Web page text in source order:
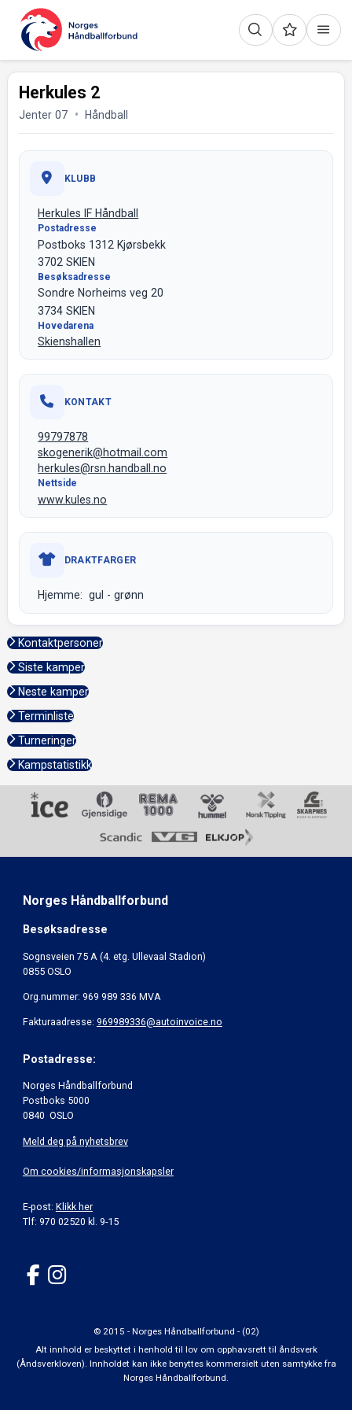
Herkules 2
Jenter 07 Håndball
KLUBB
Herkules IF Håndball
Postadresse
Postboks 1312 Kjørsbekk
3702 SKIEN
Besøksadresse
Sondre Norheims veg 20
3734 SKIEN
Hovedarena
Skienshallen
KONTAKT
99797878
skogenerik@hotmail.com
herkules@rsn.handball.no
Nettside
www.kules.no
DRAKTFARGER
Hjemme: gul - grønn
Kontaktpersoner
Siste kamper
Neste kamper
Terminliste
Turneringer
Kampstatistikk
Norges Håndballforbund
Besøksadresse
Sognsveien 75 A (4. etg. Ullevaal Stadion)
0855 OSLO
Org.nummer: 969 989 336 MVA
Fakturaadresse: 969989336@autoinvoice.no
Postadresse:
Norges Håndballforbund
Postboks 5000
0840 OSLO
Meld deg på nyhetsbrev
Om cookies/informasjonskapsler
E-post: Klikk her
Tlf: 970 02520 kl. 9-15
© 2015 - Norges Håndballforbund - (02)
Alt innhold er beskyttet i henhold til lov om opphavsrett til åndsverk
(Åndsverkloven). Innholdet kan ikke benyttes kommersielt uten samtykke fra
Norges Håndballforbund.